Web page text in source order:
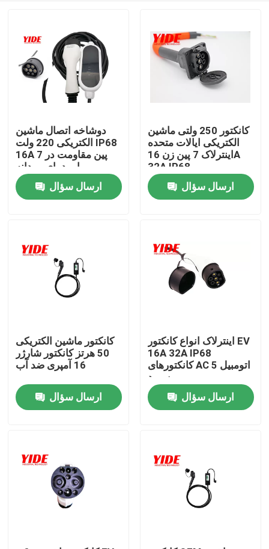
خانه
اطلاعات تماس
اتصال دهنده ماشین برقی
اتصال دوچرخه E
کانکتور باتری Ebike
کانکتور باتری اسکوتر
دوشاخه اتصال ماشین
الکتریکی 220 ولت IP68
16A 7 پین مقاومت در
برابر دمای مردانه
ارسال سؤال
کانکتور 250 ولتی ماشین
الکتریکی ایالات متحده
اینترلاک 7 پین زن 16A
32A IP68
ارسال سؤال
کانکتور ماشین الکتریکی
50 هرتز کانکتور شارژر
16 آمپری ضد آب
ارسال سؤال
اینترلاک انواع کانکتور EV
16A 32A IP68
کانکتورهای AC اتومبیل 5
پین مرد
ارسال سؤال